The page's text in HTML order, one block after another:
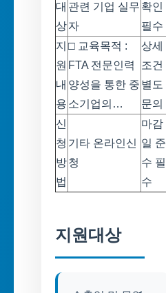
대
상
관련 기업 실무
자
확인
필수
지
원
내
용
□ 교육목적 :
FTA 전문인력
양성을 통한 중
소기업의…
상세
조건
별도
문의
신
청
방
법
기타 온라인신
청
마감
일 준
수 필
수
지원대상